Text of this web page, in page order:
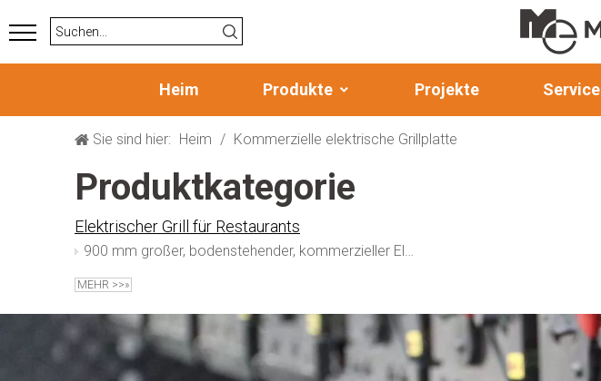
Heim Produkte Projekte Service
Sie sind hier: Heim / Kommerzielle elektrische Grillplatte
Produktkategorie
Elektrischer Grill für Restaurants
900 mm großer, bodenstehender, kommerzieller Elektro-Grill
MEHR >>»